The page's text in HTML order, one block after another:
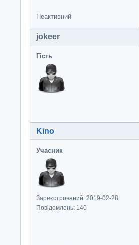
Неактивний
jokeer
Гість
Kino
Учасник
Зареєстрований: 2019-02-28
Повідомлень: 140